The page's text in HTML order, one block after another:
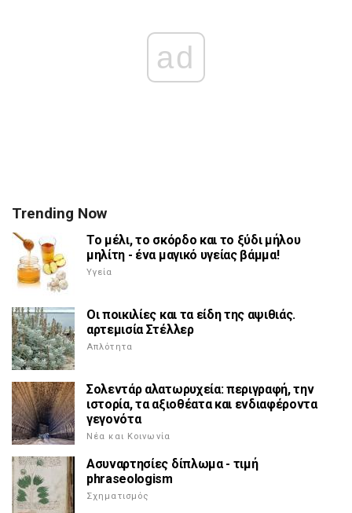
ad
Trending Now
Το μέλι, το σκόρδο και το ξύδι μήλου
μηλίτη - ένα μαγικό υγείας βάμμα!
Υγεία
Οι ποικιλίες και τα είδη της αψιθιάς.
αρτεμισία Στέλλερ
Απλότητα
Σολεντάρ αλατωρυχεία: περιγραφή, την
ιστορία, τα αξιοθέατα και ενδιαφέροντα
γεγονότα
Νέα και Κοινωνία
Ασυναρτησίες δίπλωμα - τιμή
phraseologism
Σχηματισμός